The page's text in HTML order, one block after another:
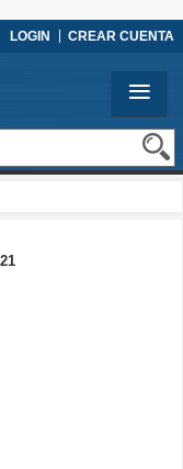
LOGIN CREAR CUENTA